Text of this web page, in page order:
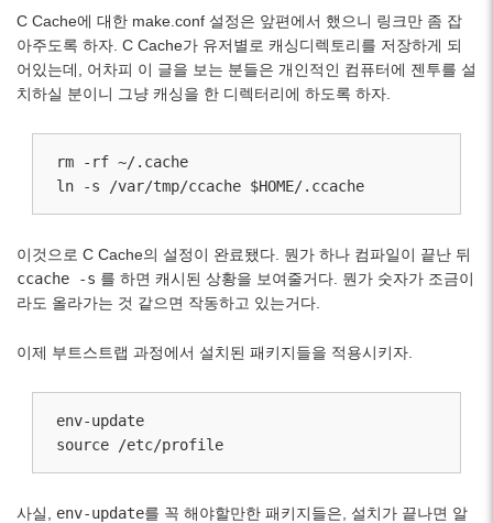
C Cache에 대한 make.conf 설정은 앞편에서 했으니 링크만 좀 잡
아주도록 하자. C Cache가 유저별로 캐싱디렉토리를 저장하게 되
어있는데, 어차피 이 글을 보는 분들은 개인적인 컴퓨터에 젠투를 설
치하실 분이니 그냥 캐싱을 한 디렉터리에 하도록 하자.
rm -rf ~/.cache
ln -s /var/tmp/ccache $HOME/.ccache
이것으로 C Cache의 설정이 완료됐다. 뭔가 하나 컴파일이 끝난 뒤
ccache -s 를 하면 캐시된 상황을 보여줄거다. 뭔가 숫자가 조금이
라도 올라가는 것 같으면 작동하고 있는거다.
이제 부트스트랩 과정에서 설치된 패키지들을 적용시키자.
env-update
source /etc/profile
사실, env-update를 꼭 해야할만한 패키지들은, 설치가 끝나면 알